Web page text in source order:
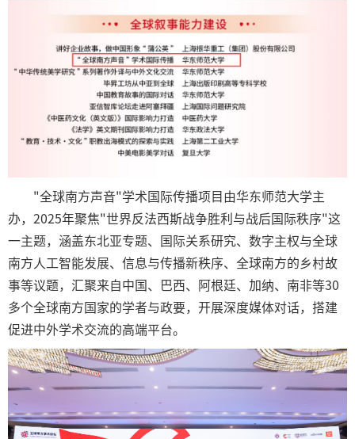
"全球南方声音"学术国际传播项目由华东师范大学主
办，2025年聚焦"世界反法西斯战争胜利与战后国际秩序"这
一主题，涵盖东北亚专题、国际关系研究、数字主权与全球
南方人工智能发展、信息与传播新秩序、全球南方的乡村故
事等议题，汇聚来自中国、巴西、阿根廷、加纳、南非等30
多个全球南方国家的学者与政要，开展深度媒体对话，搭建
促进中外学术交流的高端平台。